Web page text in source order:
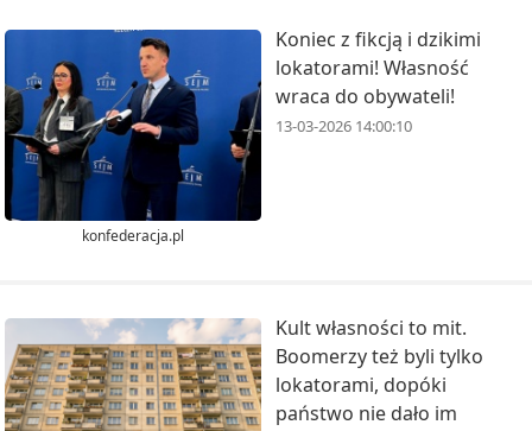
konfederacja.pl
Koniec z fikcją i dzikimi
lokatorami! Własność
wraca do obywateli!
13-03-2026 14:00:10
Kult własności to mit.
Boomerzy też byli tylko
lokatorami, dopóki
państwo nie dało im